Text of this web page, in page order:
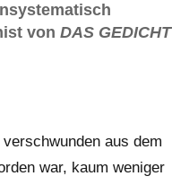
von DAS GEDICHT
aus dem
war, kaum weniger